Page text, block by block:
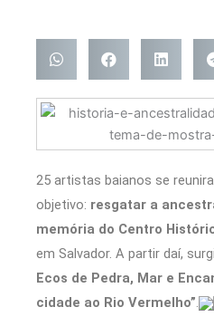
25 artistas baianos se
objetivo: resgatar a
memória do Centro
em Salvador. A partir daí,
Ecos de Pedra, Mar e
cidade ao Rio Vermelho”.